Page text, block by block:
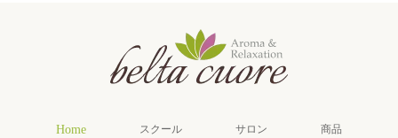
Home スクール サロン 商品